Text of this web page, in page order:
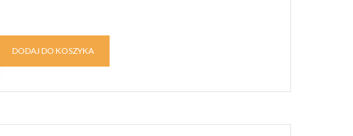
DODAJ DO KOSZYKA